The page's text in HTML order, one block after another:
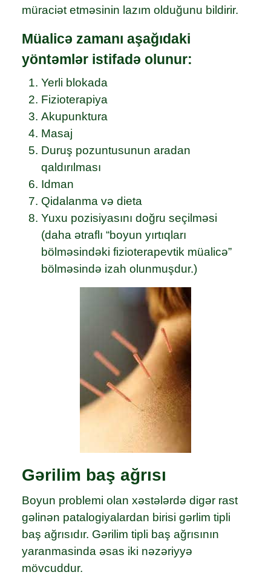
müraciət etməsinin lazım olduğunu bildirir.
Müalicə zamanı aşağıdaki
yöntəmlər istifadə olunur:
Yerli blokada
Fizioterapiya
Akupunktura
Masaj
Duruş pozuntusunun aradan
qaldırılması
Idman
Qidalanma və dieta
Yuxu pozisiyasını doğru seçilməsi
(daha ətraflı “boyun yırtıqları
bölməsindəki fizioterapevtik müalicə”
bölməsində izah olunmuşdur.)
Gərilim baş ağrısı
Boyun problemi olan xəstələrdə digər rast
gəlinən patalogiyalardan birisi gərlim tipli
baş ağrısıdır. Gərilim tipli baş ağrısının
yaranmasinda əsas iki nəzəriyyə
mövcuddur.